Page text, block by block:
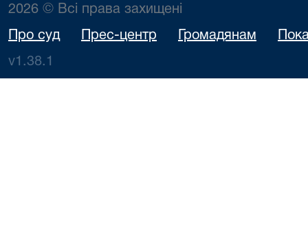
2026 © Всі права захищені
Про суд Прес-центр Громадянам
v1.38.1